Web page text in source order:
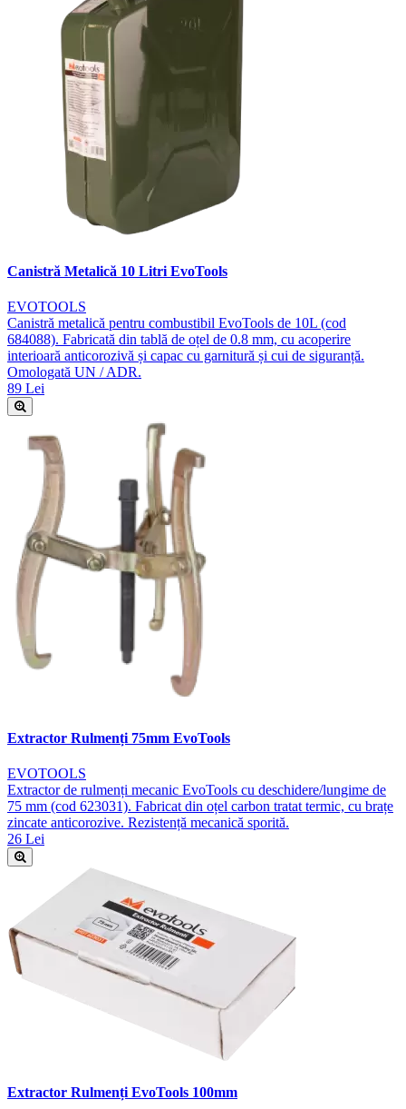
Canistră Metalică 10 Litri EvoTools
EVOTOOLS
Canistră metalică pentru combustibil EvoTools de 10L (cod
684088). Fabricată din tablă de oțel de 0.8 mm, cu acoperire
interioară anticorozivă și capac cu garnitură și cui de siguranță.
Omologată UN / ADR.
89 Lei
Extractor Rulmenți 75mm EvoTools
EVOTOOLS
Extractor de rulmenți mecanic EvoTools cu deschidere/lungime de
75 mm (cod 623031). Fabricat din oțel carbon tratat termic, cu brațe
zincate anticorozive. Rezistență mecanică sporită.
26 Lei
Extractor Rulmenți EvoTools 100mm